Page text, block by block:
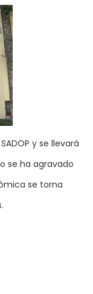
y se llevará
se ha agravado
se torna